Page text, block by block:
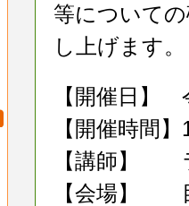
等について
し上げます。
【開催日】
【開催時間
【講師】
【会場】